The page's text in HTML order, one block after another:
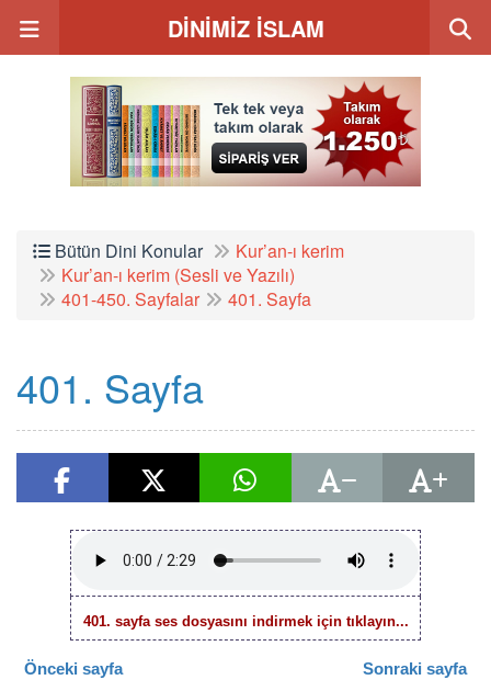
DİNİMİZ İSLAM
Bütün Dini Konular
Kur’an-ı kerim
Kur’an-ı kerim (Sesli ve Yazılı)
401-450. Sayfalar
401. Sayfa
401. Sayfa
401. sayfa ses dosyasını indirmek için tıklayın...
Önceki sayfa Sonraki sayfa